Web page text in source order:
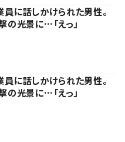
に話しかけられた男性。
の光景に…「えっ」
に話しかけられた男性。
の光景に…「えっ」